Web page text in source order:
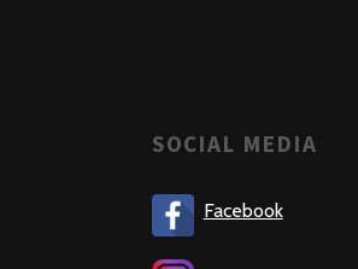
SOCIAL MEDIA
Facebook